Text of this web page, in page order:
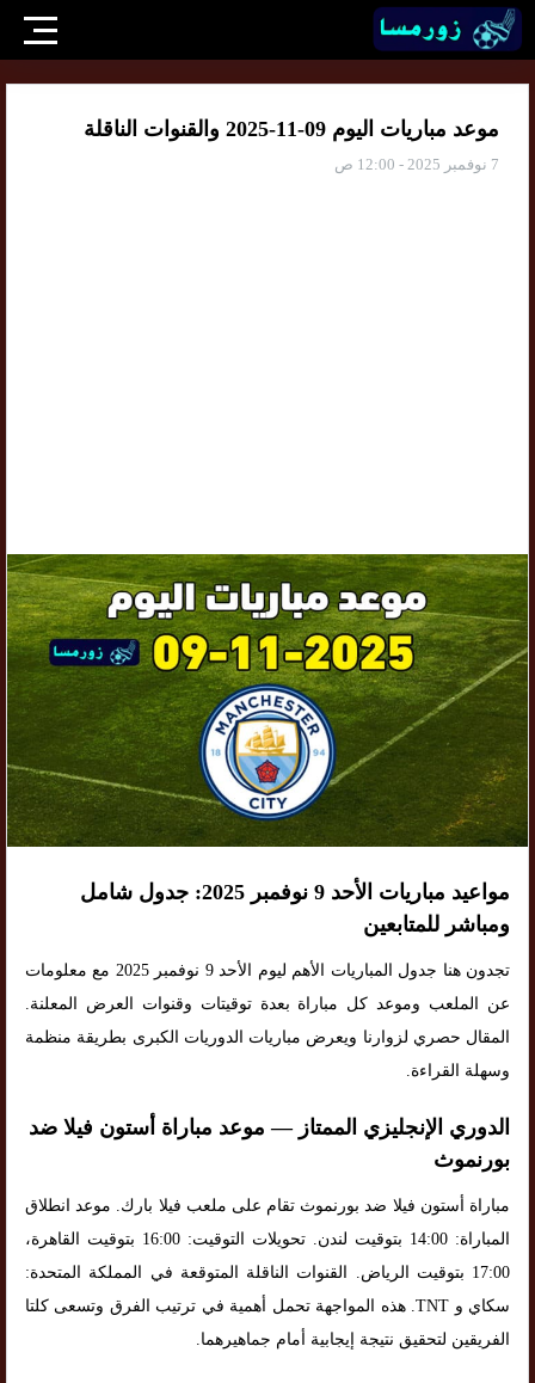
موعد مباريات اليوم 09-11-2025 والقنوات الناقلة
7 نوفمبر 2025 - 12:00 ص
مواعيد مباريات الأحد 9 نوفمبر 2025: جدول شامل
ومباشر للمتابعين
تجدون هنا جدول المباريات الأهم ليوم الأحد 9 نوفمبر 2025 مع معلومات
عن الملعب وموعد كل مباراة بعدة توقيتات وقنوات العرض المعلنة.
المقال حصري لزوارنا ويعرض مباريات الدوريات الكبرى بطريقة منظمة
وسهلة القراءة.
الدوري الإنجليزي الممتاز — موعد مباراة أستون فيلا ضد
بورنموث
مباراة أستون فيلا ضد بورنموث تقام على ملعب فيلا بارك. موعد انطلاق
المباراة: 14:00 بتوقيت لندن. تحويلات التوقيت: 16:00 بتوقيت القاهرة،
17:00 بتوقيت الرياض. القنوات الناقلة المتوقعة في المملكة المتحدة:
سكاي و TNT. هذه المواجهة تحمل أهمية في ترتيب الفرق وتسعى كلتا
الفريقين لتحقيق نتيجة إيجابية أمام جماهيرهما.